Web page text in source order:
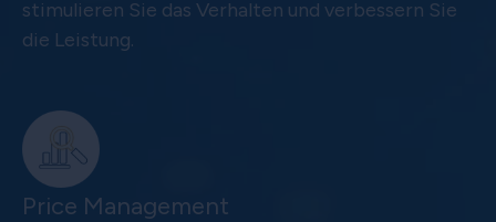
stimulieren Sie das Verhalten und verbessern Sie
die Leistung.
Price Management